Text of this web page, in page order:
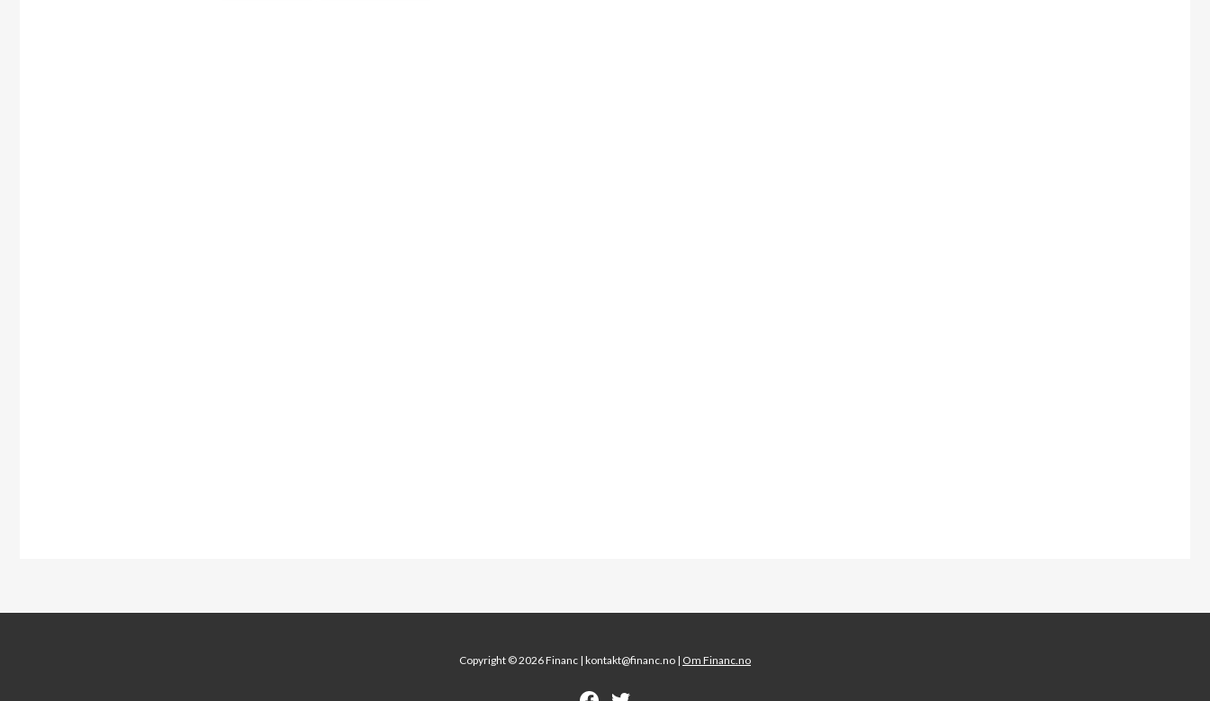
Copyright © 2026 Financ | kontakt@financ.no | Om Financ.no